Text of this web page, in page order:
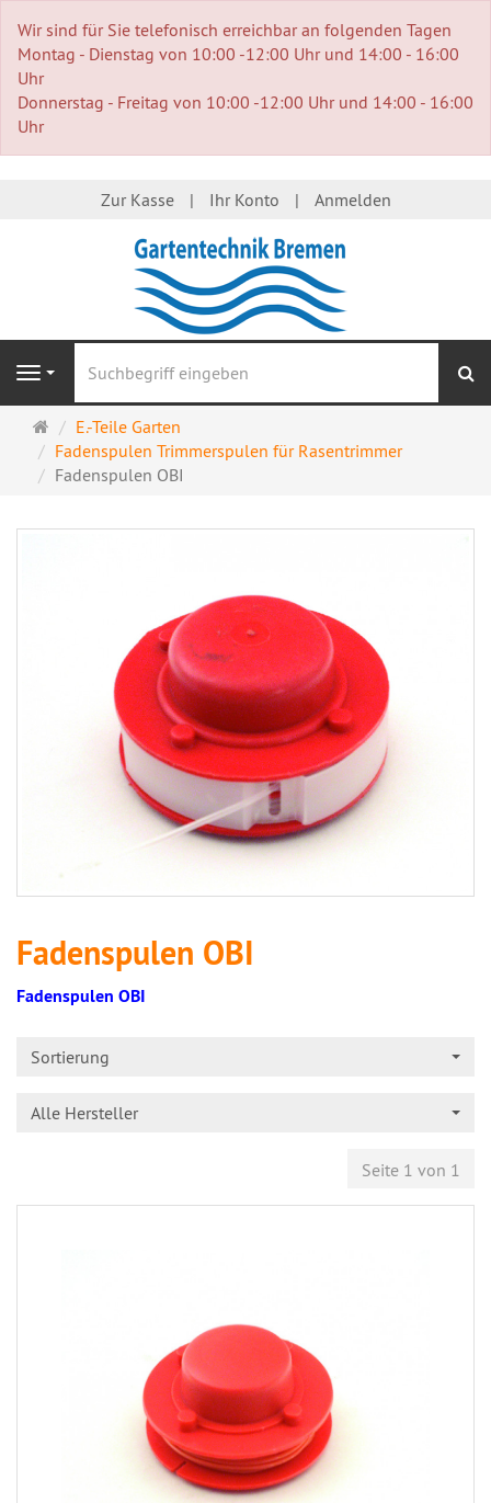
Wir sind für Sie telefonisch erreichbar an folgenden Tagen
Montag - Dienstag von 10:00 -12:00 Uhr und 14:00 - 16:00
Uhr
Donnerstag - Freitag von 10:00 -12:00 Uhr und 14:00 - 16:00
Uhr
Zur Kasse Ihr Konto Anmelden
Navigation
Startseite
E.-Teile Garten
Fadenspulen Trimmerspulen für Rasentrimmer
Fadenspulen OBI
Fadenspulen OBI
Fadenspulen OBI
Sortierung
Alle Hersteller
Seite 1 von 1